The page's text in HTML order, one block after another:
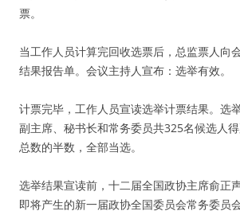
票。
当工作人员计算完回收选票后，总监票人向
结果报告单。会议主持人宣布：选举有效。
计票完毕，工作人员宣读选举计票结果。选
副主席、秘书长和常务委员共325名候选人
总数的半数，全部当选。
选举结果宣读前，十二届全国政协主席俞正
即将产生的新一届政协全国委员会常务委员